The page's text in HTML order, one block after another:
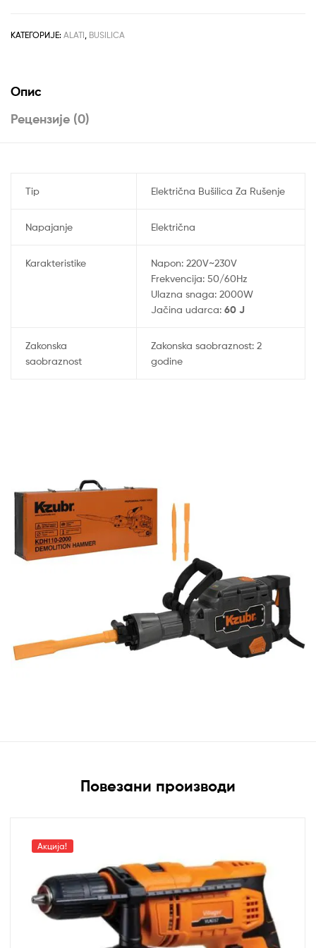
2000
КАТЕГОРИЈЕ: ALATI BUSILICA
Опис
Рецензије (0)
Tip Električna Bušilica Za Rušenje
Napajanje Električna
Karakteristike
Napon: 220V~230V
Frekvencija: 50/60Hz
Ulazna snaga: 2000W
Jačina udarca: 60 J
Zakonska
saobraznost
Zakonska saobraznost: 2
godine
Повезани производи
Акција!